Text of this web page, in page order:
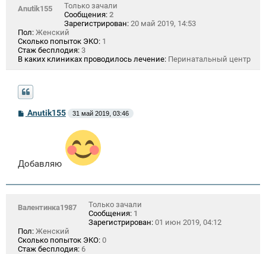
Anutik155
Только зачали
Сообщения: 2
Зарегистрирован: 20 май 2019, 14:53
Пол: Женский
Сколько попыток ЭКО: 1
Стаж бесплодия: 3
В каких клиниках проводилось лечение: Перинатальный центр
С
о
н
и
Anutik155 31 май 2019, 03:46
Добавляю
Валентинка1987
Только зачали
Сообщения: 1
Зарегистрирован: 01 июн 2019, 04:12
Пол: Женский
Сколько попыток ЭКО: 0
Стаж бесплодия: 6